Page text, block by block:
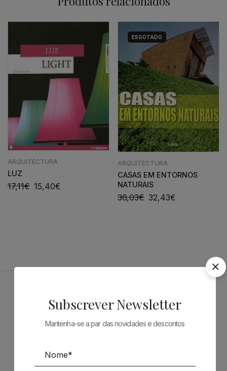
ARQUITECTURA
LUZ
17,11€ 15,40€
ESGOTADO
ARQUITECTURA
CASAS EM ENTORNOS
NATURAIS
36,03€ 32,43€
Patrocinadores
Subscrever Newsletter
Mantenha-se a par das novidades e descontos